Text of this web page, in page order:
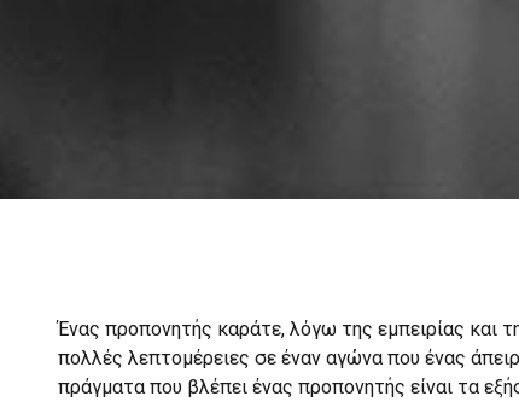
Ένας προπονητής καράτε, λόγω της εμπειρίας και
πολλές λεπτομέρειες σε έναν αγώνα που ένας
πράγματα που βλέπει ένας προπονητής είναι τα